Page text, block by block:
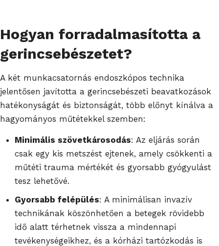
Hogyan forradalmasította a
gerincsebészetet?
A két munkacsatornás endoszkópos technika
jelentősen javította a gerincsebészeti beavatkozások
hatékonyságát és biztonságát, több előnyt kínálva a
hagyományos műtétekkel szemben:
Minimális szövetkárosodás: Az eljárás során
csak egy kis metszést ejtenek, amely csökkenti a
műtéti trauma mértékét és gyorsabb gyógyulást
tesz lehetővé.
Gyorsabb felépülés: A minimálisan invazív
technikának köszönhetően a betegek rövidebb
idő alatt térhetnek vissza a mindennapi
tevékenységeikhez, és a kórházi tartózkodás is